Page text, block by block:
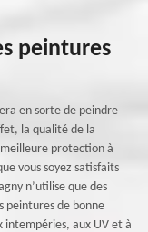
peintures
en sorte de peindre
la qualité de la
protection à
vous soyez satisfaits
n’utilise que des
peintures de bonne
aux UV et à